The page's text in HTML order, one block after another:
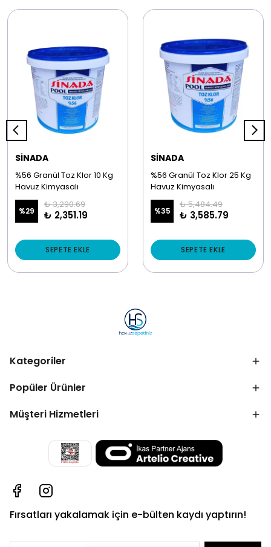
SİNADA
%56 Granül Toz Klor 10 Kg
Havuz Kimyasalı
%29
₺ 3,290.69
₺ 2,351.19
SEPETE EKLE
SİNADA
%56 Granül Toz Klor 25 Kg
Havuz Kimyasalı
%35
₺ 5,484.49
₺ 3,585.79
SEPETE EKLE
Kategoriler
Popüler Ürünler
Müşteri Hizmetleri
Fırsatları yakalamak için e-bülten kaydı yaptırın!